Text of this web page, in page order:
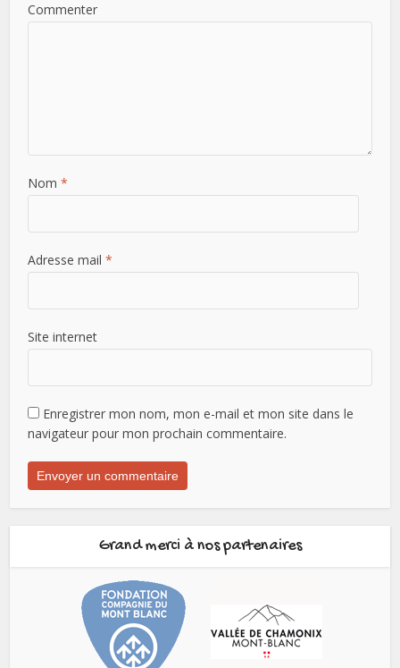
Commenter
Nom *
Adresse mail *
Site internet
Enregistrer mon nom, mon e-mail et mon site dans le
navigateur pour mon prochain commentaire.
Grand merci à nos partenaires